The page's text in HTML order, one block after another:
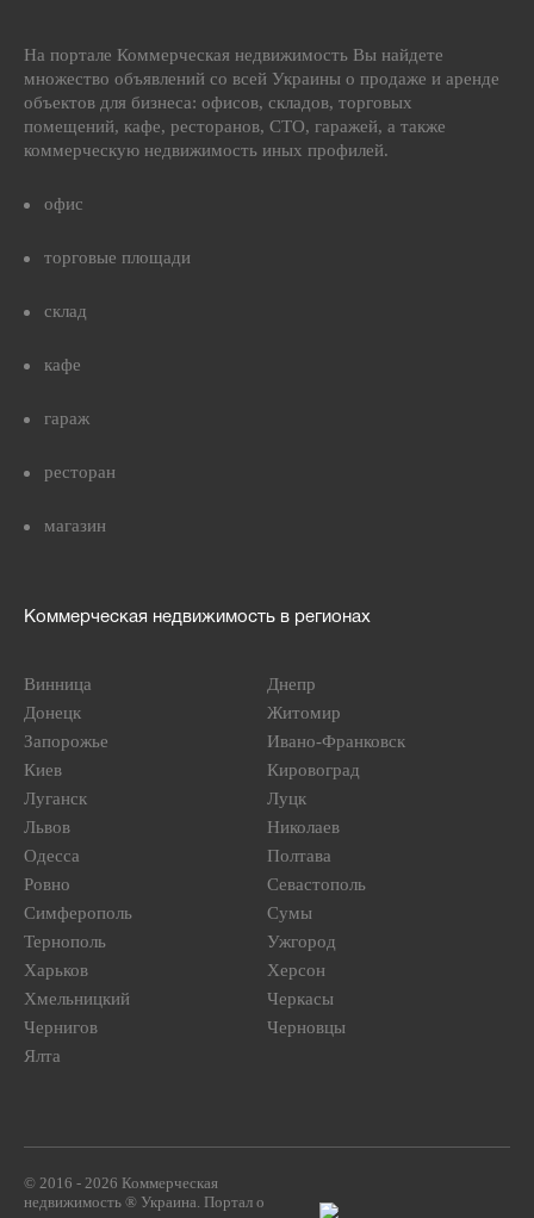
На портале Коммерческая недвижимость Вы найдете
множество объявлений со всей Украины о продаже и аренде
объектов для бизнеса: офисов, складов, торговых
помещений, кафе, ресторанов, СТО, гаражей, а также
коммерческую недвижимость иных профилей.
офис
торговые площади
склад
кафе
гараж
ресторан
магазин
Коммерческая недвижимость в регионах
Винница
Днепр
Донецк
Житомир
Запорожье
Ивано-Франковск
Киев
Кировоград
Луганск
Луцк
Львов
Николаев
Одесса
Полтава
Ровно
Севастополь
Симферополь
Сумы
Тернополь
Ужгород
Харьков
Херсон
Хмельницкий
Черкасы
Чернигов
Черновцы
Ялта
© 2016 - 2026 Коммерческая
недвижимость ® Украина. Портал о